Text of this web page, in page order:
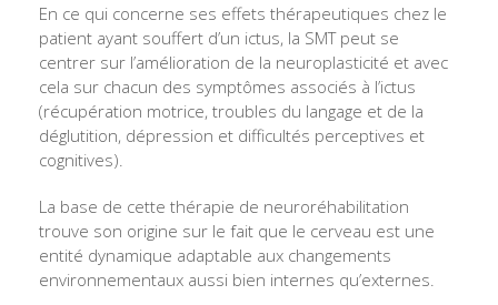
En ce qui concerne ses effets thérapeutiques chez le
patient ayant souffert d’un ictus, la SMT peut se
centrer sur l’amélioration de la neuroplasticité et avec
cela sur chacun des symptômes associés à l’ictus
(récupération motrice, troubles du langage et de la
déglutition, dépression et difficultés perceptives et
cognitives).
La base de cette thérapie de neuroréhabilitation
trouve son origine sur le fait que le cerveau est une
entité dynamique adaptable aux changements
environnementaux aussi bien internes qu’externes.